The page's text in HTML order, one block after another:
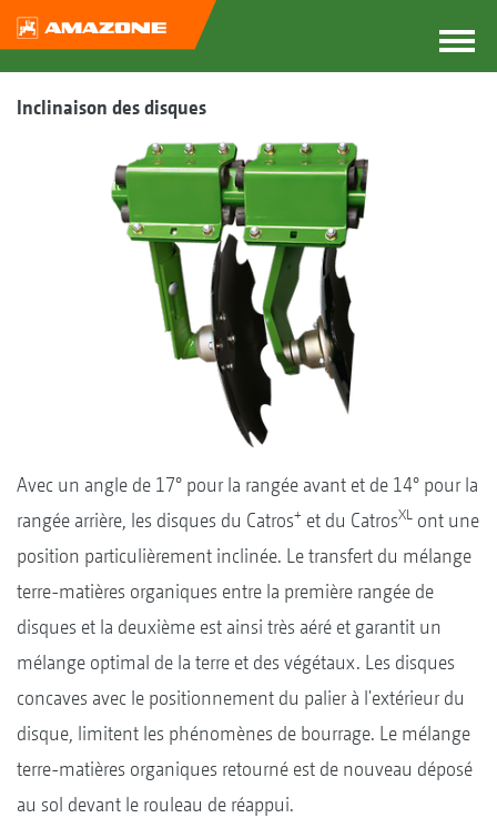
Inclinaison des disques
Avec un angle de 17° pour la rangée avant et de 14° pour la
rangée arrière, les disques du Catros+ et du CatrosXL ont une
position particulièrement inclinée. Le transfert du mélange
terre-matières organiques entre la première rangée de
disques et la deuxième est ainsi très aéré et garantit un
mélange optimal de la terre et des végétaux. Les disques
concaves avec le positionnement du palier à l'extérieur du
disque, limitent les phénomènes de bourrage. Le mélange
terre-matières organiques retourné est de nouveau déposé
au sol devant le rouleau de réappui.